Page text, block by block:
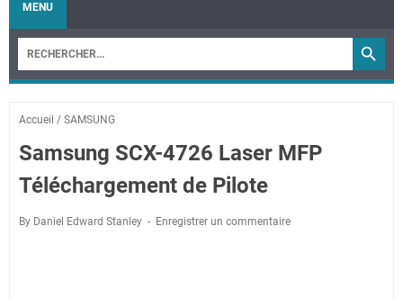
MENU
Accueil / SAMSUNG
Samsung SCX-4726 Laser MFP
Téléchargement de Pilote
By Daniel Edward Stanley Enregistrer un commentaire